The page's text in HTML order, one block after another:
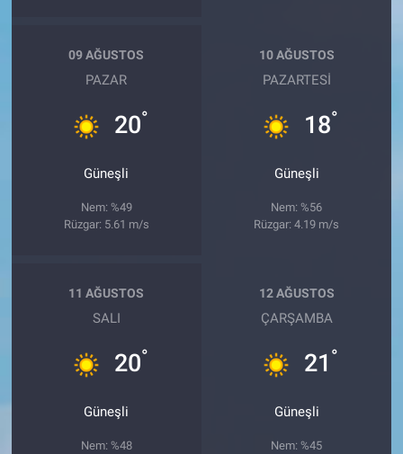
09 AĞUSTOS
PAZAR
20°
Güneşli
Nem: %49
Rüzgar: 5.61 m/s
10 AĞUSTOS
PAZARTESI
18°
Güneşli
Nem: %56
Rüzgar: 4.19 m/s
11 AĞUSTOS
SALI
20°
Güneşli
Nem: %48
12 AĞUSTOS
ÇARŞAMBA
21 °
Güneşli
Nem: %45